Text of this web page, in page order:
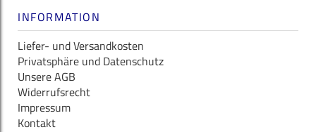
INFORMATION
Liefer- und Versandkosten
Privatsphäre und Datenschutz
Unsere AGB
Widerrufsrecht
Impressum
Kontakt